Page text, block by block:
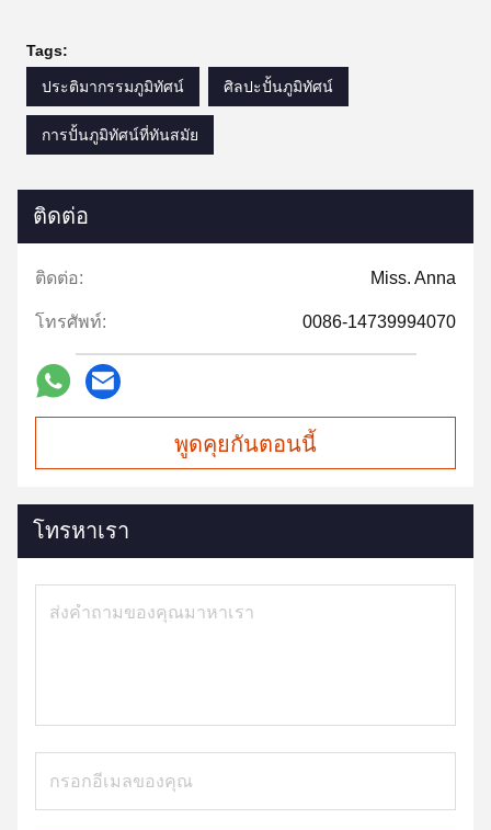
Tags:
ประติมากรรมภูมิทัศน์ ศิลปะปั้นภูมิทัศน์
การปั้นภูมิทัศน์ที่ทันสมัย
ติดต่อ
ติดต่อ: Miss. Anna
โทรศัพท์: 0086-14739994070
พูดคุยกันตอนนี้
โทรหาเรา